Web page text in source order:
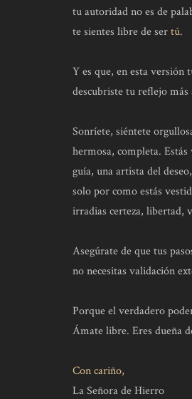
tu autoridad no es de
te sientes libre de sertú.
Y es que, en esta versión
descubriste tu reflejo más
Sonríete, siéntete
hermosa, completa.
guía, una artista del
solo por como estás
irradias certeza, libertad,
Asegúrate de que tus
no necesitas validación
Porque el verdadero
Ámate libre. Eres dueña
Con cariño,
La Señora de Hierro